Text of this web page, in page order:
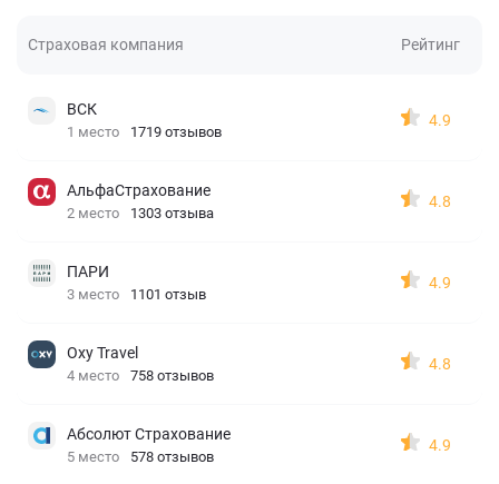
Страховая компания Рейтинг
ВСК
1 место 1719 отзывов
4.9
АльфаСтрахование
2 место 1303 отзыва
4.8
ПАРИ
3 место 1101 отзыв
4.9
Oxy Travel
4 место 758 отзывов
4.8
Абсолют Страхование
5 место 578 отзывов
4.9